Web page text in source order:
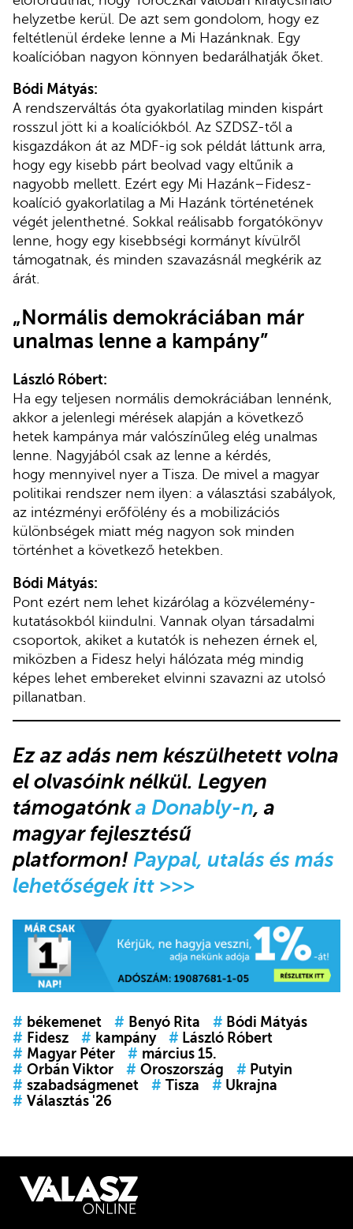
helyzetbe kerül. De azt sem gondolom, hogy ez
feltétlenül érdeke lenne a Mi Hazánknak. Egy
koalícióban nagyon könnyen bedarálhatják őket.
Bódi Mátyás:
A rendszerváltás óta gyakorlatilag minden kispárt
rosszul jött ki a koalíciókból. Az SZDSZ-től a
kisgazdákon át az MDF-ig sok példát láttunk arra,
hogy egy kisebb párt beolvad vagy eltűnik a
nagyobb mellett. Ezért egy Mi Hazánk–Fidesz-
koalíció gyakorlatilag a Mi Hazánk történetének
végét jelenthetné. Sokkal reálisabb forgatókönyv
lenne, hogy egy kisebbségi kormányt kívülről
támogatnak, és minden szavazásnál megkérik az
árát.
„Normális demokráciában már
unalmas lenne a kampány”
László Róbert:
Ha egy teljesen normális demokráciában lennénk,
akkor a jelenlegi mérések alapján a következő
hetek kampánya már valószínűleg elég unalmas
lenne. Nagyjából csak az lenne a kérdés,
hogy mennyivel nyer a Tisza. De mivel a magyar
politikai rendszer nem ilyen: a választási szabályok,
az intézményi erőfölény és a mobilizációs
különbségek miatt még nagyon sok minden
történhet a következő hetekben.
Bódi Mátyás:
Pont ezért nem lehet kizárólag a közvélemény-
kutatásokból kiindulni. Vannak olyan társadalmi
csoportok, akiket a kutatók is nehezen érnek el,
miközben a Fidesz helyi hálózata még mindig
képes lehet embereket elvinni szavazni az utolsó
pillanatban.
Ez az adás nem készülhetett volna
el olvasóink nélkül. Legyen
támogatónka Donably-n, a
magyar fejlesztésű
platformon! Paypal, utalás és más
lehetőségek itt >>>
# békemenet # Benyó Rita # Bódi Mátyás
# Fidesz # kampány # László Róbert
# Magyar Péter # március 15.
# Orbán Viktor # Oroszország # Putyin
# szabadságmenet # Tisza # Ukrajna
# Választás '26